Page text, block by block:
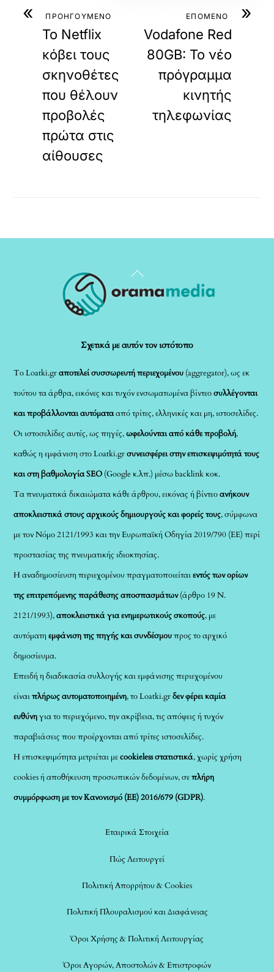
« ΠΡΟΗΓΟΥΜΕΝΟ
Το Netflix
κόβει τους
σκηνοθέτες
που θέλουν
προβολές
πρώτα στις
αίθουσες
»
ΕΠΟΜΕΝΟ
Vodafone Red
80GB: Το νέο
πρόγραμμα
κινητής
τηλεφωνίας
Back
To
Σχετικά με αυτόν τον ιστότοπο
Το Loatki.grαποτελεί συσσωρευτή περιεχομένου (aggregator), ως εκ
τούτου τα άρθρα, εικόνες και τυχόν ενσωματωμένα βίντεοσυλλέγονται
και προβάλλονται αυτόματααπό τρίτες, ελληνικές και μη, ιστοσελίδες.
Οι ιστοσελίδες αυτές, ως πηγές,ωφελούνται από κάθε προβολή,
καθώς η εμφάνιση στο Loatki.grσυνεισφέρει στην επισκεψιμότητά τους
και στη βαθμολογία SEO (Google κ.λπ.) μέσω backlink κοκ.
Τα πνευματικά δικαιώματα κάθε άρθρου, εικόνας ή βίντεοανήκουν
αποκλειστικά στους αρχικούς δημιουργούς και φορείς τους, σύμφωνα
με τον Νόμο 2121/1993 και την Ευρωπαϊκή Οδηγία 2019/790 (ΕΕ) περί
προστασίας της πνευματικής ιδιοκτησίας.
Η αναδημοσίευση περιεχομένου πραγματοποιείταιεντός των ορίων
της επιτρεπόμενης παράθεσης αποσπασμάτων(άρθρο 19 Ν.
2121/1993),αποκλειστικά για ενημερωτικούς σκοπούς, με
αυτόματηεμφάνιση της πηγής και συνδέσμουπρος το αρχικό
δημοσίευμα.
Επειδή η διαδικασία συλλογής και εμφάνισης περιεχομένου
είναιπλήρως αυτοματοποιημένη, το Loatki.grδεν φέρει καμία
ευθύνηγια το περιεχόμενο, την ακρίβεια, τις απόψεις ή τυχόν
παραβιάσεις που προέρχονται από τρίτες ιστοσελίδες.
Η επισκεψιμότητα μετριέται μεcookieless στατιστικά, χωρίς χρήση
cookies ή αποθήκευση προσωπικών δεδομένων, σεπλήρη
συμμόρφωση με τον Κανονισμό (ΕΕ) 2016/679 (GDPR).
Εταιρικά Στοιχεία
Πώς Λειτουργεί
Πολιτική Απορρήτου & Cookies
Πολιτική Πλουραλισμού και Διαφάνειας
Όροι Χρήσης & Πολιτική Λειτουργίας
Όροι Αγορών, Αποστολών & Επιστροφών